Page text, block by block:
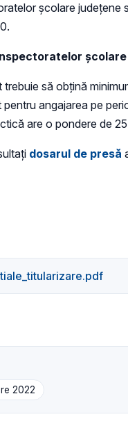
şcolare
să obţină
angajarea pe
are o pondere de
dosarul de presă
2022